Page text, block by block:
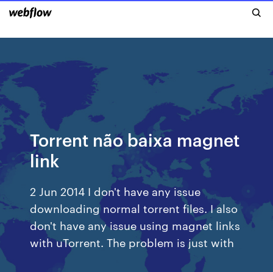
Torrent não baixa magnet
link
2 Jun 2014 I don't have any issue
downloading normal torrent files. I also
don't have any issue using magnet links
with uTorrent. The problem is just with